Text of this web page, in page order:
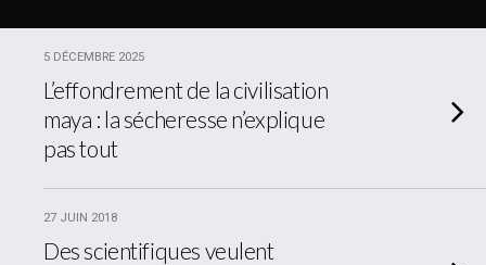
5 DÉCEMBRE 2025
L’effondrement de la civilisation
maya : la sécheresse n’explique
pas tout
27 JUIN 2018
Des scientifiques veulent